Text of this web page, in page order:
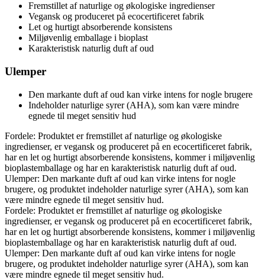
Fremstillet af naturlige og økologiske ingredienser
Vegansk og produceret på ecocertificeret fabrik
Let og hurtigt absorberende konsistens
Miljøvenlig emballage i bioplast
Karakteristisk naturlig duft af oud
Ulemper
Den markante duft af oud kan virke intens for nogle brugere
Indeholder naturlige syrer (AHA), som kan være mindre
egnede til meget sensitiv hud
Fordele: Produktet er fremstillet af naturlige og økologiske
ingredienser, er vegansk og produceret på en ecocertificeret fabrik,
har en let og hurtigt absorberende konsistens, kommer i miljøvenlig
bioplastemballage og har en karakteristisk naturlig duft af oud.
Ulemper: Den markante duft af oud kan virke intens for nogle
brugere, og produktet indeholder naturlige syrer (AHA), som kan
være mindre egnede til meget sensitiv hud.
Fordele: Produktet er fremstillet af naturlige og økologiske
ingredienser, er vegansk og produceret på en ecocertificeret fabrik,
har en let og hurtigt absorberende konsistens, kommer i miljøvenlig
bioplastemballage og har en karakteristisk naturlig duft af oud.
Ulemper: Den markante duft af oud kan virke intens for nogle
brugere, og produktet indeholder naturlige syrer (AHA), som kan
være mindre egnede til meget sensitiv hud.